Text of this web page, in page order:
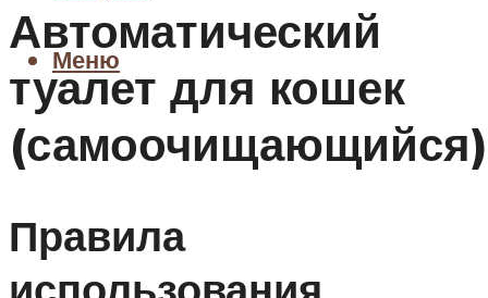
Меню
Автоматический
туалет для кошек
(самоочищающийся)
Правила